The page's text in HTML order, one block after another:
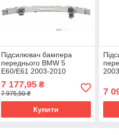
Підсилювач бампера
переднього BMW 5
E60/E61 2003-2010
7 177,95₴
7 975,50 ₴
Купити
7